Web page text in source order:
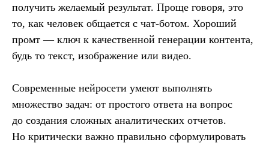
получить желаемый результат. Проще говоря, это
то, как человек общается с чат-ботом. Хороший
промт — ключ к качественной генерации контента,
будь то текст, изображение или видео.
Современные нейросети умеют выполнять
множество задач: от простого ответа на вопрос
до создания сложных аналитических отчетов.
Но критически важно правильно сформулировать